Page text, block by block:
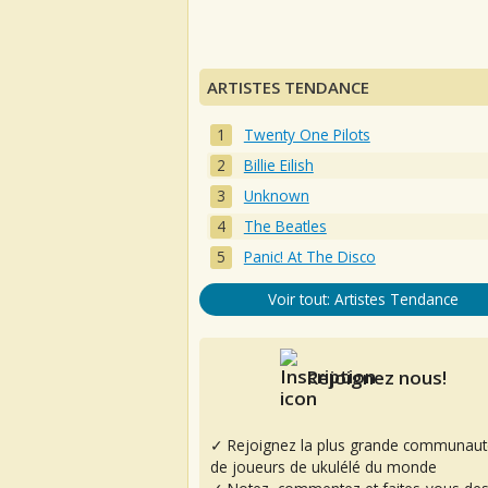
ARTISTES TENDANCE
Twenty One Pilots
Billie Eilish
Unknown
The Beatles
Panic! At The Disco
Voir tout: Artistes Tendance
Rejoignez nous!
✓ Rejoignez la plus grande
de joueurs de ukulélé du monde